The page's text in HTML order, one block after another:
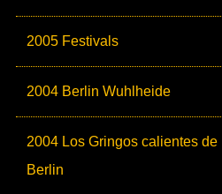
2005 Festivals
2004 Berlin Wuhlheide
2004 Los Gringos calientes de
Berlin